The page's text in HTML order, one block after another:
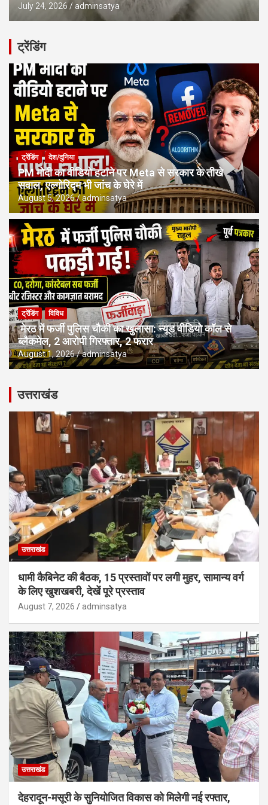
July 24, 2026 adminsatya
ट्रेंडिंग
ट्रेंडिंग देश/दुनिया
PM मोदी का वीडियो हटाने पर Meta से सरकार के तीखे
सवाल, एल्गोरिद्म भी जांच के घेरे में
August 5, 2026 adminsatya
ट्रेंडिंग विविध
मेरठ में फर्जी पुलिस चौकी का खुलासा: न्यूड वीडियो कॉल से
ब्लैकमेल, 2 आरोपी गिरफ्तार, 2 फरार
August 1, 2026 adminsatya
उत्तराखंड
उत्तराखंड
धामी कैबिनेट की बैठक, 15 प्रस्तावों पर लगी मुहर, सामान्य वर्ग
के लिए खुशखबरी, देखें पूरे प्रस्ताव
August 7, 2026 adminsatya
उत्तराखंड
देहरादून-मसूरी के सुनियोजित विकास को मिलेगी नई रफ्तार,